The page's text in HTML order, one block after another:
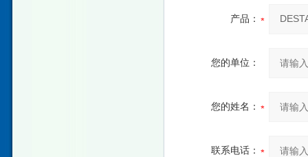
产品：
您的单位：
您的姓名：
联系电话：